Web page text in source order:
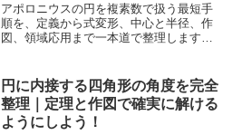
アポロニウスの円を複素数で扱う最短手
順を、定義から式変形、中心と半径、作
図、領域応用まで一本道で整理します。
円に内接する四角形の角度を完全
整理｜定理と作図で確実に解ける
ようにしよう！